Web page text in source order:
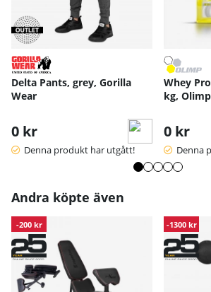
Delta Pants, grey, Gorilla
Wear
0 kr
Denna produkt har utgått!
Whey
kg,
0 kr
Denna
Andra köpte även
-200 kr -1300 kr